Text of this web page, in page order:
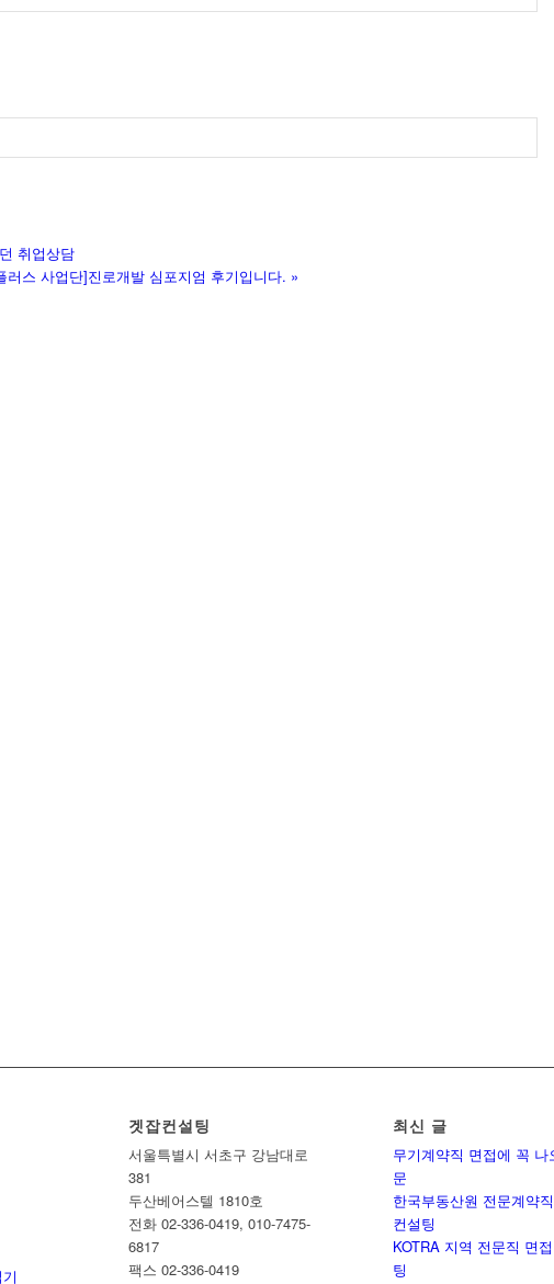
취업상담
러스 사업단]진로개발 심포지엄 후기입니다. »
겟잡컨설팅
서울특별시 서초구 강남대로
381
두산베어스텔 1810호
전화 02-336-0419, 010-7475-
6817
팩스 02-336-0419
최신 글
무기계약직 면접에 꼭 나
문
한국부동산원 전문계약
컨설팅
KOTRA 지역 전문직 면
팅